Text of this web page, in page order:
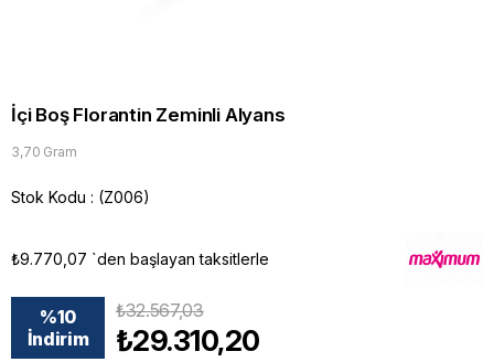
İçi Boş Florantin Zeminli Alyans
3,70 Gram
Stok Kodu (Z006)
₺9.770,07 `den başlayan taksitlerle
%10
İndirim
₺32.567,03
₺29.310,20